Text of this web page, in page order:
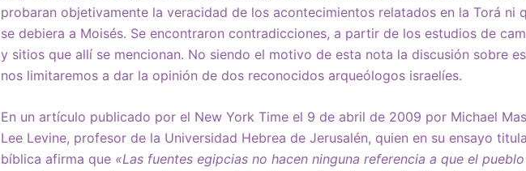
probaran objetivamente la veracidad de los acontecimientos relatados en la Torá ni
se debiera a Moisés. Se encontraron contradicciones, a partir de los estudios de
y sitios que allí se mencionan. No siendo el motivo de esta nota la discusión sobre
nos limitaremos a dar la opinión de dos reconocidos arqueólogos israelíes.
En un artículo publicado por el New York Time el 9 de abril de 2009 por Michael
Lee Levine, profesor de la Universidad Hebrea de Jerusalén, quien en su ensayo
bíblica afirma que «Las fuentes egipcias no hacen ninguna referencia a que el